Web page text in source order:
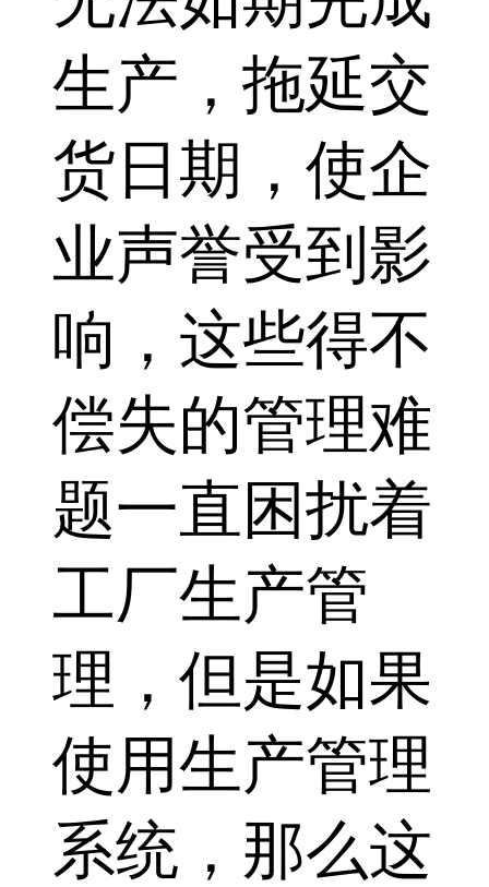
生产，拖延交
货日期，使企
业声誉受到影
响，这些得不
偿失的管理难
题一直困扰着
工厂生产管
理，但是如果
使用生产管理
系统，那么这